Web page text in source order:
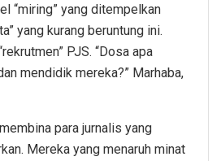
“miring” yang ditempelkan
yang kurang beruntung ini.
PJS. “Dosa apa
mendidik mereka?” Marhaba,
para jurnalis yang
Mereka yang menaruh minat